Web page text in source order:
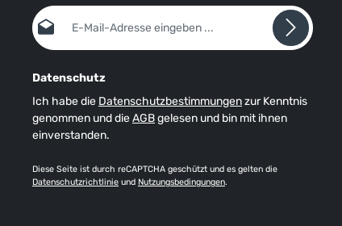
E-Mail-Adresse*
Datenschutz
Ich habe die Datenschutzbestimmungenzur Kenntnis
genommen und dieAGBgelesen und bin mit ihnen
einverstanden.
Diese Seite ist durch reCAPTCHA geschützt und es gelten die
Datenschutzrichtlinie und Nutzungsbedingungen.